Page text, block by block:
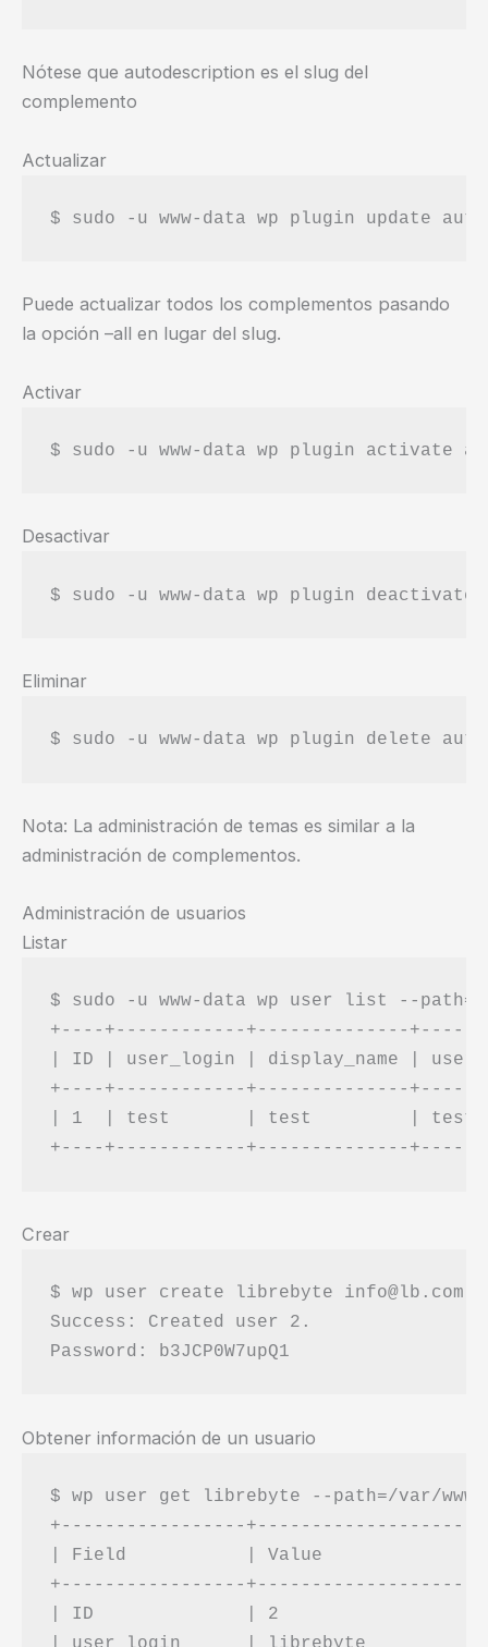
Nótese que autodescription es el slug del
complemento
Actualizar
Puede actualizar todos los complementos pasando
la opción –all en lugar del slug.
Activar
Desactivar
Eliminar
Nota: La administración de temas es similar a la
administración de complementos.
Administración de usuarios
Listar
$ sudo -u www-data wp user list --path=/
+----+------------+--------------
| ID | user_login | display_name |
+----+------------+--------------
| 1  | test       | test         |
Crear
$ wp user create librebyte info@lb.com
Success: Created user 2.
Obtener información de un usuario
$ wp user get librebyte --path=/var/www/
+-----------------+---------------------
| Field           | Value
+-----------------+---------------------
| ID              | 2